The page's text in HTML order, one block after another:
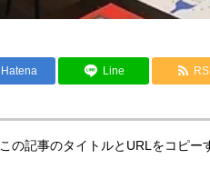
Hatena Line
この記事のタイトルとURLをコピー